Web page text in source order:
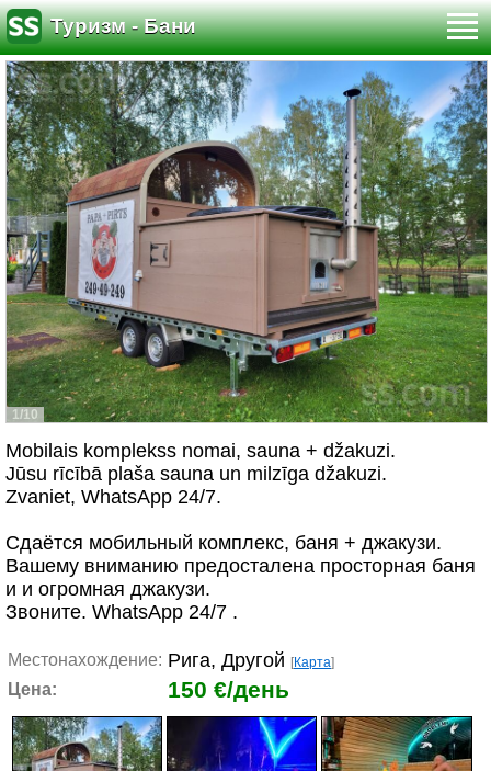
Туризм - Бани
1/10
Mobilais komplekss nomai, sauna + džakuzi.
Jūsu rīcībā plaša sauna un milzīga džakuzi.
Zvaniet, WhatsApp 24/7.
Сдаётся мобильный комплекс, баня + джакузи.
Вашему вниманию предосталена просторная баня
и и огромная джакузи.
Звоните. WhatsApp 24/7 .
Местонахождение: Рига, Другой [Карта]
Цена: 150 €/день